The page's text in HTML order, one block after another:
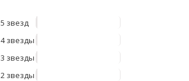
5 звезд
4 звезды
3 звезды
2 звезды